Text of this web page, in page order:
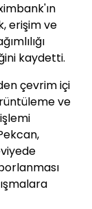
erişim ve
kaydetti.
çevrim içi
ve